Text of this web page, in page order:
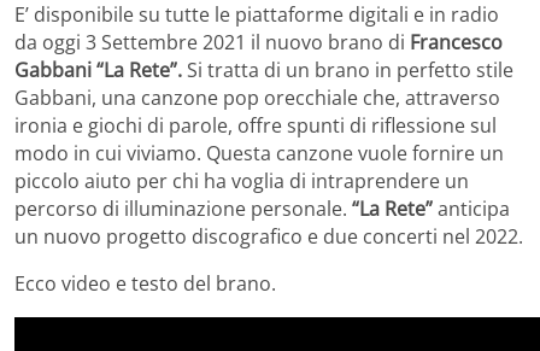
E’ disponibile su tutte le piattaforme digitali e in radio
da oggi 3 Settembre 2021 il nuovo brano di Francesco
Gabbani “La Rete”.Si tratta di un brano in perfetto stile
Gabbani, una canzone pop orecchiale che, attraverso
ironia e giochi di parole, offre spunti di riflessione sul
modo in cui viviamo. Questa canzone vuole fornire un
piccolo aiuto per chi ha voglia di intraprendere un
percorso di illuminazione personale. “La Rete”anticipa
un nuovo progetto discografico e due concerti nel 2022.
Ecco video e testo del brano.